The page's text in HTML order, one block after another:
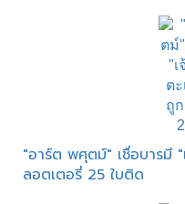
"อาร์ต พศุตม์" เชื่อบารมี
ลอตเตอรี่ 25 ใบติด